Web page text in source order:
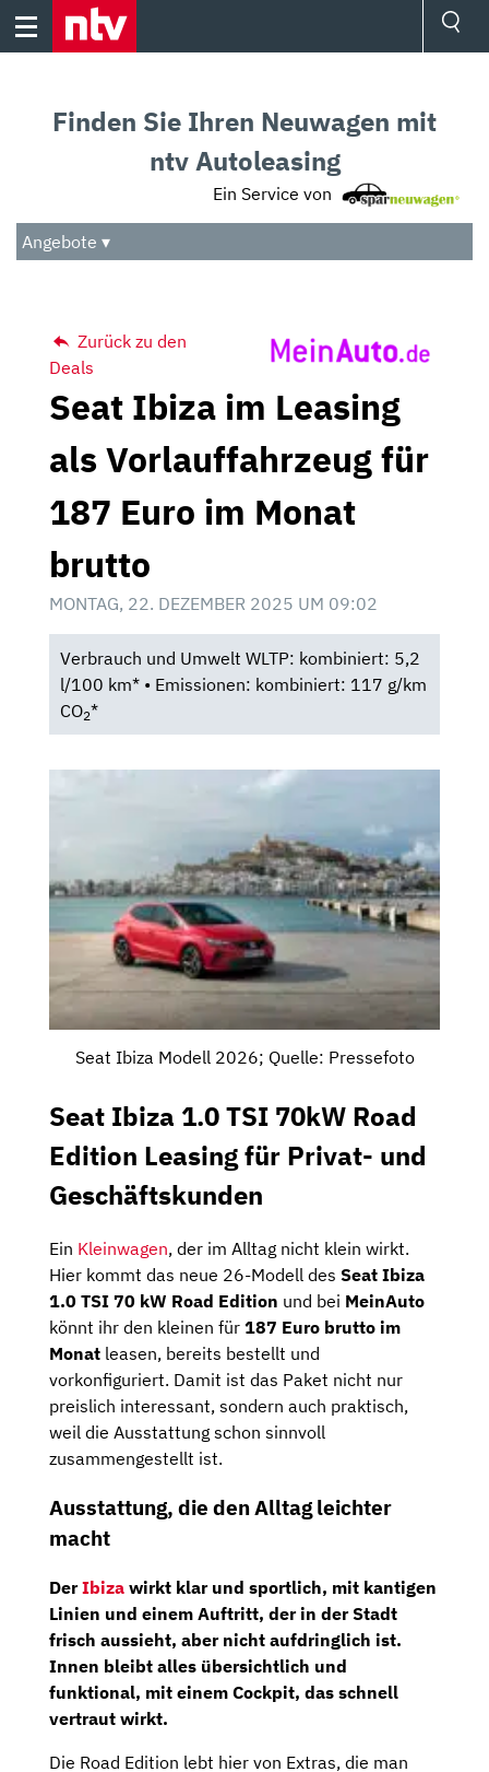
Skip
Audio
Das Beste
Finden Sie Ihren Neuwagen mit
ntv Autoleasing
Ein Service von
Angebote ▾
Zurück zu den
Deals
Seat Ibiza im Leasing
als Vorlauffahrzeug für
187 Euro im Monat
brutto
MONTAG, 22. DEZEMBER 2025 UM 09:02
Verbrauch und Umwelt WLTP: kombiniert: 5,2
l/100 km* • Emissionen: kombiniert: 117 g/km
CO2*
Seat Ibiza Modell 2026; Quelle: Pressefoto
Seat Ibiza 1.0 TSI 70kW Road
Edition Leasing für Privat- und
Geschäftskunden
Ein Kleinwagen, der im Alltag nicht klein wirkt.
Hier kommt das neue 26-Modell des Seat Ibiza
1.0 TSI 70 kW Road Edition und bei MeinAuto
könnt ihr den kleinen für 187 Euro brutto im
Monat leasen, bereits bestellt und
vorkonfiguriert. Damit ist das Paket nicht nur
preislich interessant, sondern auch praktisch,
weil die Ausstattung schon sinnvoll
zusammengestellt ist.
Ausstattung, die den Alltag leichter
macht
DerIbiza wirkt klar und sportlich, mit kantigen
Linien und einem Auftritt, der in der Stadt
frisch aussieht, aber nicht aufdringlich ist.
Innen bleibt alles übersichtlich und
funktional, mit einem Cockpit, das schnell
vertraut wirkt.
Die Road Edition lebt hier von Extras, die man